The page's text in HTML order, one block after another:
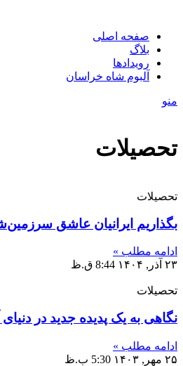
صفحه اصلی
بلاگ
رویدادها
آلبوم شاه خراسان
منو
تحصیلات
تحصیلات
بگذاریم ایرانیان عاشق
ادامه مطلب »
۲۳ آذر, ۱۴۰۴
8:44 ق.ظ
تحصیلات
نگاهی به یک پدیده جدید در
ادامه مطلب »
۲۵ مهر, ۱۴۰۳
5:30 ب.ظ